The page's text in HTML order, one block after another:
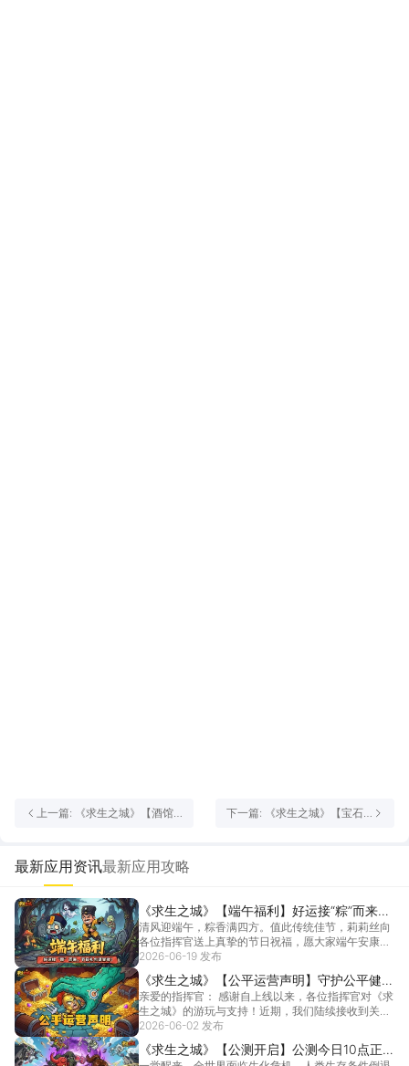
上一篇: 《求生之城》【酒馆
下一篇: 《求生之城》【宝石
最新应用资讯最新应用攻略
《求生之城》【端午福利】好运接“粽”而来，
节日礼包请查收！
清风迎端午，粽香满四方。值此传统佳节，莉莉丝向
各位指挥官送上真挚的节日祝福，愿大家端午安康，
防线稳固... [详情]
2026-06-19 发布
《求生之城》【公平运营声明】守护公平健康
的游戏环境，打击一切作弊违规行为！
亲爱的指挥官： 感谢自上线以来，各位指挥官对《求
生之城》的游玩与支持！近期，我们陆续接收到关于
使用外... [详情]
2026-06-02 发布
《求生之城》【公测开启】公测今日10点正